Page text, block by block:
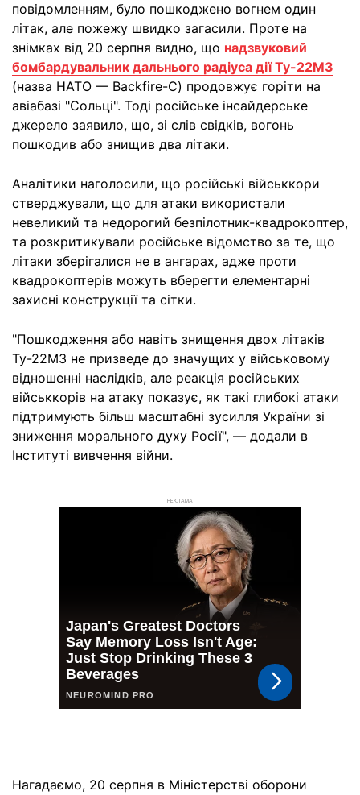
повідомленням, було пошкоджено вогнем один
літак, але пожежу швидко загасили. Проте на
знімках від 20 серпня видно, що надзвуковий
бомбардувальник дальнього радіуса дії Ту-22М3
(назва НАТО — Backfire-C) продовжує горіти на
авіабазі "Сольці". Тоді російське інсайдерське
джерело заявило, що, зі слів свідків, вогонь
пошкодив або знищив два літаки.
Аналітики наголосили, що російські військкори
стверджували, що для атаки використали
невеликий та недорогий безпілотник-квадрокоптер,
та розкритикували російське відомство за те, що
літаки зберігалися не в ангарах, адже проти
квадрокоптерів можуть вберегти елементарні
захисні конструкції та сітки.
"Пошкодження або навіть знищення двох літаків
Ту-22М3 не призведе до значущих у військовому
відношенні наслідків, але реакція російських
військкорів на атаку показує, як такі глибокі атаки
підтримують більш масштабні зусилля України зі
зниження морального духу Росії", — додали в
Інституті вивчення війни.
РЕКЛАМА
Нагадаємо, 20 серпня в Міністерстві оборони